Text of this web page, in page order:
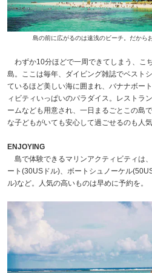
島の前に広がるのは遠浅のビーチ。だから
わずか10分ほどで一周できてしまう、こ
島。ここは毎年、ダイビング雑誌でベスト
ているほど美しい海に囲まれ、バナナボー
ィビティいっぱいのパラダイス。レストラ
ームなども用意され、一日まるごとこの島
な子どもがいても安心して過ごせるのも人気
ENJOYING
島で体験できるマリンアクティビティは
ート(30USドル)、ボートシュノーケル
ル)など。人気の高いものは早めに予約を。